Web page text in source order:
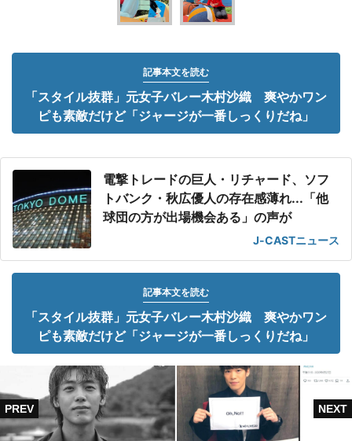
記事本文を読む
「スタイル抜群」元女子バレー木村沙織 爽やかワン
ピも素敵だけど「ジャージが一番しっくりだね」
電撃トレードの巨人・リチャード、ソフ
トバンク・秋広優人の存在感薄れ...「他
球団の方が出場機会ある」の声が
J-CASTニュース
記事本文を読む
「スタイル抜群」元女子バレー木村沙織 爽やかワン
ピも素敵だけど「ジャージが一番しっくりだね」